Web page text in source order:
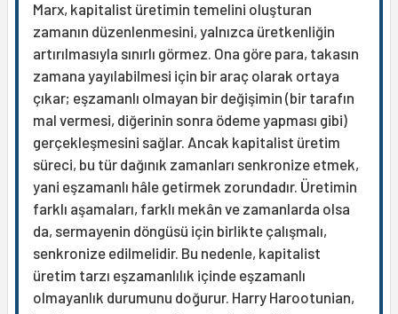
Marx, kapitalist üretimin temelini oluşturan
zamanın düzenlenmesini, yalnızca üretkenliğin
artırılmasıyla sınırlı görmez. Ona göre para, takasın
zamana yayılabilmesi için bir araç olarak ortaya
çıkar; eşzamanlı olmayan bir değişimin (bir tarafın
mal vermesi, diğerinin sonra ödeme yapması gibi)
gerçekleşmesini sağlar. Ancak kapitalist üretim
süreci, bu tür dağınık zamanları senkronize etmek,
yani eşzamanlı hâle getirmek zorundadır. Üretimin
farklı aşamaları, farklı mekân ve zamanlarda olsa
da, sermayenin döngüsü için birlikte çalışmalı,
senkronize edilmelidir. Bu nedenle, kapitalist
üretim tarzı eşzamanlılık içinde eşzamanlı
olmayanlık durumunu doğurur. Harry Harootunian,